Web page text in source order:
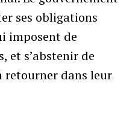
ses obligations
imposent de
et s’abstenir de
retourner dans leur